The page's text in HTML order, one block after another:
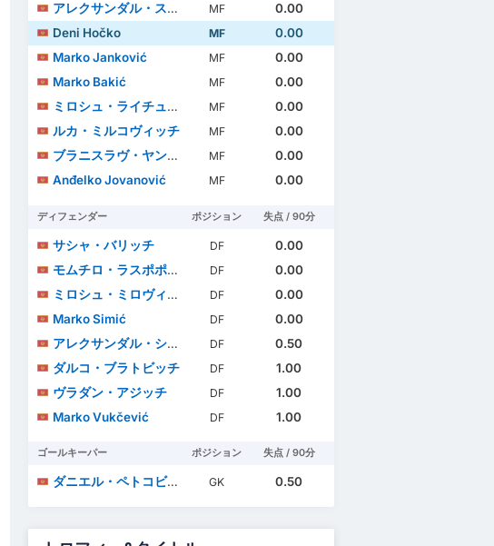
アレクサンダル・スチェキッチ MF
0.00
Deni Hočko
MF
0.00
Marko Janković
MF
0.00
Marko Bakić
MF
0.00
ミロシュ・ライチュコヴィッチ
MF
0.00
ルカ・ミルコヴィッチ
MF
0.00
ブラニスラヴ・ヤンコヴィッチ
MF
0.00
Anđelko Jovanović
MF 0.00
ディフェンダー ポジション 失点 / 90分
サシャ・バリッチ DF
0.00
モムチロ・ラスポポヴィッチ
DF
0.00
ミロシュ・ミロヴィッチ
DF
0.00
Marko Simić
DF
0.00
アレクサンダル・ショフラナツ
DF
0.50
ダルコ・ブラトビッチ
DF
1.00
ヴラダン・アジッチ
DF
1.00
Marko Vukčević
DF 1.00
ゴールキーパー ポジション 失点 / 90分
ダニエル・ペトコビッチ GK 0.50